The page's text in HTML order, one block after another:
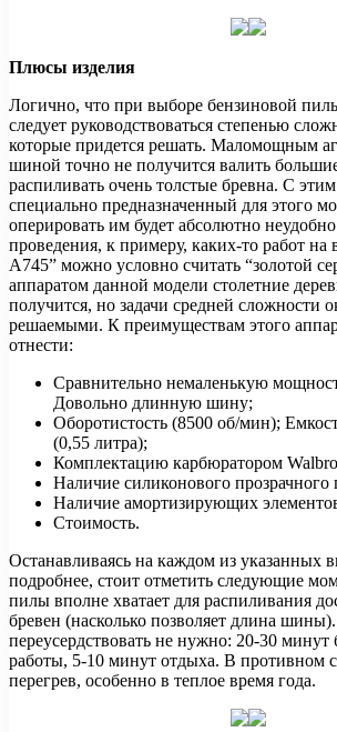
Плюсы изделия
Логично, что при выборе бензиновой
следует руководствоваться степенью
которые придется решать. Маломощным
шиной точно не получится валить
распиливать очень толстые бревна. С
специально предназначенный для этого
оперировать им будет абсолютно
проведения, к примеру, каких-то работ на
А745” можно условно считать “золотой
аппаратом данной модели столетние
получится, но задачи средней сложности
решаемыми. К преимуществам этого
отнести:
Сравнительно немаленькую
Довольно длинную шину;
Оборотистость (8500 об/мин);
(0,55 литра);
Комплектацию карбюратором
Наличие силиконового прозрачного
Наличие амортизирующих
Стоимость.
Останавливаясь на каждом из указанных
подробнее, стоит отметить следующие
пилы вполне хватает для распиливания
бревен (насколько позволяет длина
переусердствовать не нужно: 20-30 минут
работы, 5-10 минут отдыха. В противном
перегрев, особенно в теплое время года.